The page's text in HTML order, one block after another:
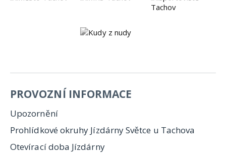
PROVOZNÍ INFORMACE
Upozornění
Prohlídkové okruhy Jízdárny Světce u Tachova
Otevírací doba Jízdárny